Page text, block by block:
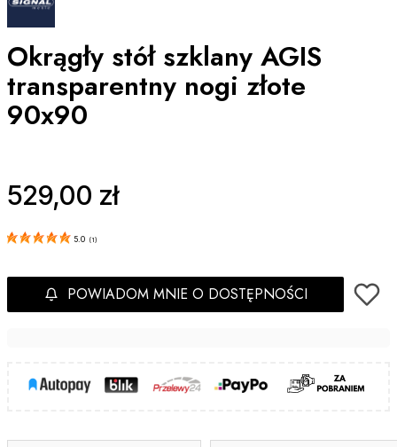
Okrągły stół szklany AGIS
transparentny nogi złote
90x90
Cena
529,00 zł
5.0 (1)
POWIADOM MNIE O DOSTĘPNOŚCI